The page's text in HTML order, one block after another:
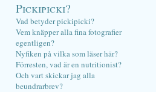
Pickipicki?
Vad betyder pickipicki?
Vem knäpper alla fina fotografier
egentligen?
Nyfiken på vilka som läser här?
Förresten, vad är en nutritionist?
Och vart skickar jag alla
beundrarbrev?